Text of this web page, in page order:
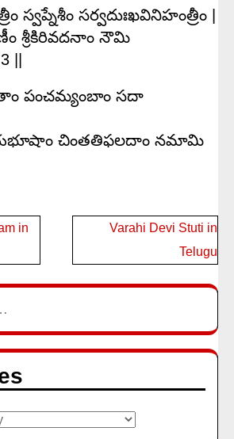
స్వప్నేశీం సర్వదుఃఖవినిహంత్రీం |
శ్రీకిరివదనాం నౌమి
||
పంచమ్యంబాం సదా
చింతతిఫలదాం నమామి
in
Varahi Devi Stuti in
Telugu